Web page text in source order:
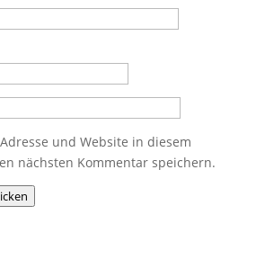
und Website in diesem
nächsten Kommentar speichern.